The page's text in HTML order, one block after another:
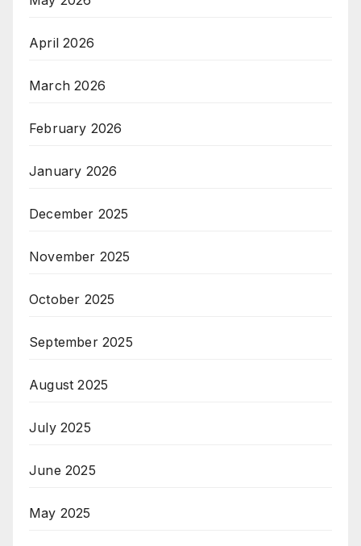
April 2026
March 2026
February 2026
January 2026
December 2025
November 2025
October 2025
September 2025
August 2025
July 2025
June 2025
May 2025